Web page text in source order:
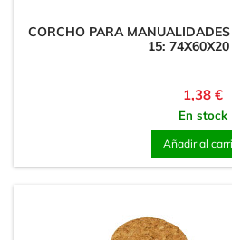
CORCHO PARA
15:
Precio
1,38 €
En stock
Añadir al